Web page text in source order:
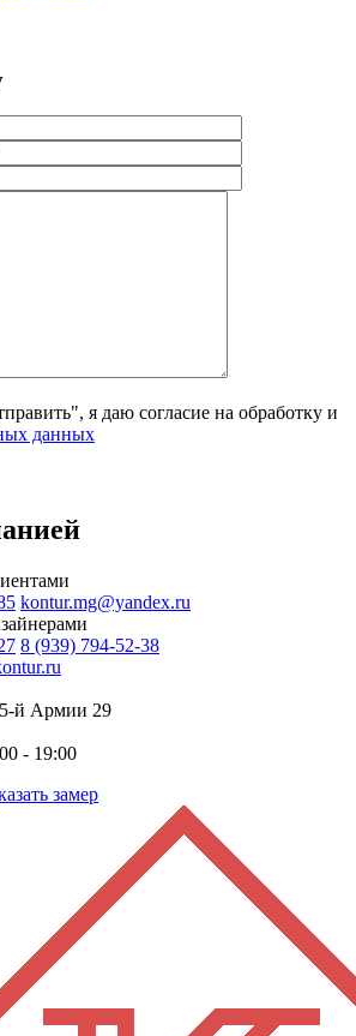
я даю согласие на обработку и
данных
kontur.mg@yandex.ru
8 (939) 794-52-38
5-й Армии 29
- 19:00
замер